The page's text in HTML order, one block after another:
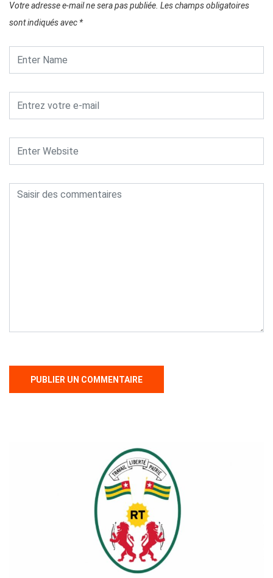
Votre adresse e-mail ne sera pas publiée. Les champs obligatoires
sont indiqués avec *